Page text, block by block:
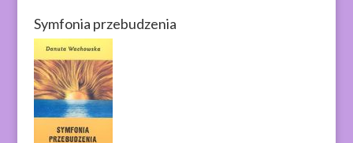
Symfonia przebudzenia